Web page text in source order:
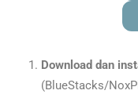
Download dan
(BlueStacks/